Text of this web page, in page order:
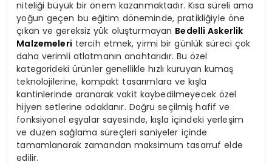
niteliği büyük bir önem kazanmaktadır. Kısa süreli ama
yoğun geçen bu eğitim döneminde, pratikliğiyle öne
çıkan ve gereksiz yük oluşturmayan Bedelli Askerlik
Malzemeleri tercih etmek, yirmi bir günlük süreci çok
daha verimli atlatmanın anahtarıdır. Bu özel
kategorideki ürünler genellikle hızlı kuruyan kumaş
teknolojilerine, kompakt tasarımlara ve kışla
kantinlerinde aranarak vakit kaybedilmeyecek özel
hijyen setlerine odaklanır. Doğru seçilmiş hafif ve
fonksiyonel eşyalar sayesinde, kışla içindeki yerleşim
ve düzen sağlama süreçleri saniyeler içinde
tamamlanarak zamandan maksimum tasarruf elde
edilir.